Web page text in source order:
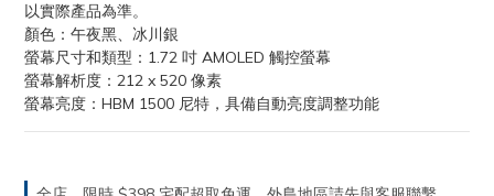
以實際產品為準。
顏色：午夜黑、冰川銀
螢幕尺寸和類型：1.72 吋 AMOLED 觸控螢幕
螢幕解析度：212 x 520 像素
螢幕亮度：HBM 1500 尼特，具備自動亮度調整功能